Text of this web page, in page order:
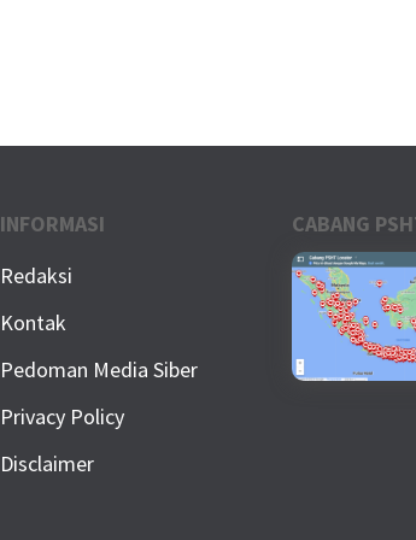
INFORMASI
Redaksi
Kontak
Pedoman Media Siber
Privacy Policy
Disclaimer
CABANG